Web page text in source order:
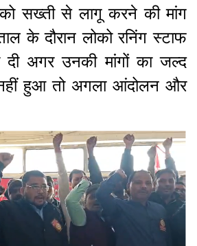
सख्ती से लागू करने की मांग
के दौरान लोको रनिंग स्टाफ
अगर उनकी मांगों का जल्द
नहीं हुआ तो अगला आंदोलन और